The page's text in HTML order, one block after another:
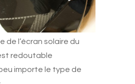
de l’écran solaire du
redoutable
importe le type de